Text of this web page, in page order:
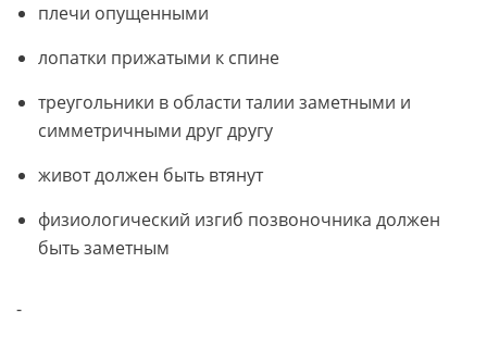
плечи опущенными
лопатки прижатыми к спине
треугольники в области талии заметными и
симметричными друг другу
живот должен быть втянут
физиологический изгиб позвоночника должен
быть заметным
-